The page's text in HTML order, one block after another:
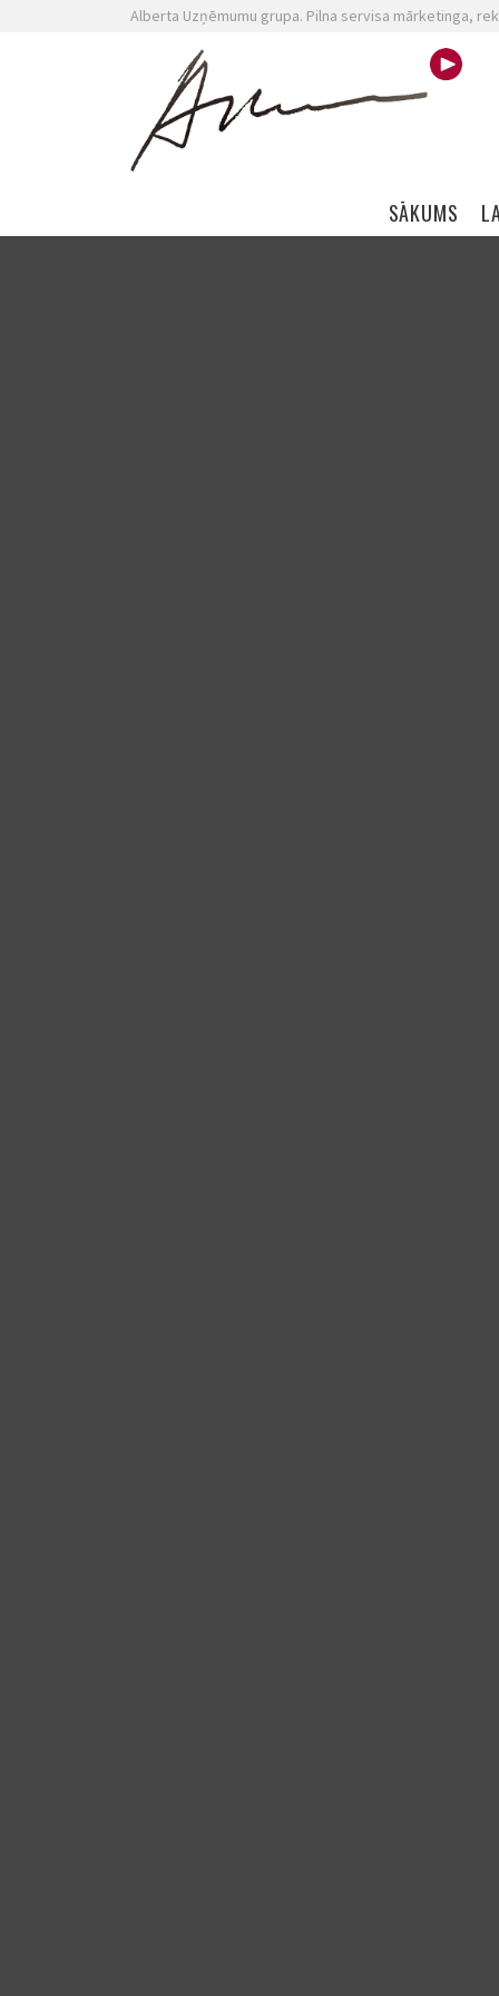
Alberta Uzņēmumu grupa. Pilna servisa mārketinga,
Skip navigation
SĀKUMS